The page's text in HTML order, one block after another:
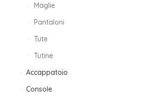
Maglie
Pantaloni
Tute
Tutine
Accappatoio
Console